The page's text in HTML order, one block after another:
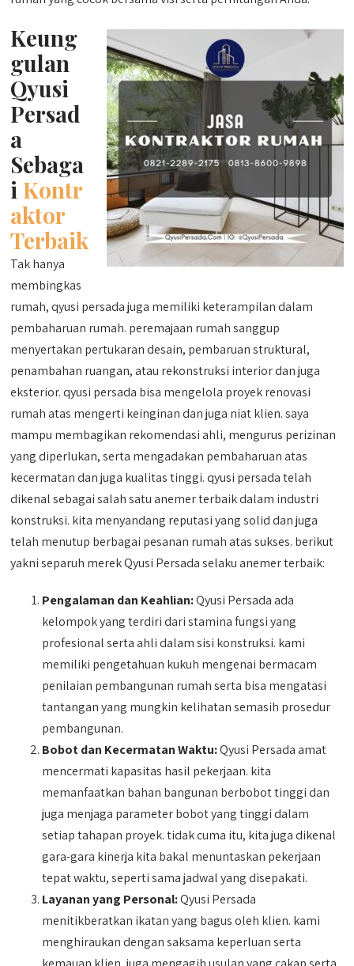
Keung
gulan
Qyusi
Persad
a
Sebaga
i Kontr
aktor
Terbaik
Tak hanya
membingkas
rumah, qyusi persada juga memiliki keterampilan dalam
pembaharuan rumah. peremajaan rumah sanggup
menyertakan pertukaran desain, pembaruan struktural,
penambahan ruangan, atau rekonstruksi interior dan juga
eksterior. qyusi persada bisa mengelola proyek renovasi
rumah atas mengerti keinginan dan juga niat klien. saya
mampu membagikan rekomendasi ahli, mengurus perizinan
yang diperlukan, serta mengadakan pembaharuan atas
kecermatan dan juga kualitas tinggi. qyusi persada telah
dikenal sebagai salah satu anemer terbaik dalam industri
konstruksi. kita menyandang reputasi yang solid dan juga
telah menutup berbagai pesanan rumah atas sukses. berikut
yakni separuh merek Qyusi Persada selaku anemer terbaik:
Pengalaman dan Keahlian:Qyusi Persada ada
kelompok yang terdiri dari stamina fungsi yang
profesional serta ahli dalam sisi konstruksi. kami
memiliki pengetahuan kukuh mengenai bermacam
penilaian pembangunan rumah serta bisa mengatasi
tantangan yang mungkin kelihatan semasih prosedur
pembangunan.
Bobot dan Kecermatan Waktu:Qyusi Persada amat
mencermati kapasitas hasil pekerjaan. kita
memanfaatkan bahan bangunan berbobot tinggi dan
juga menjaga parameter bobot yang tinggi dalam
setiap tahapan proyek. tidak cuma itu, kita juga dikenal
gara-gara kinerja kita bakal menuntaskan pekerjaan
tepat waktu, seperti sama jadwal yang disepakati.
Layanan yang Personal:Qyusi Persada
menitikberatkan ikatan yang bagus oleh klien. kami
menghiraukan dengan saksama keperluan serta